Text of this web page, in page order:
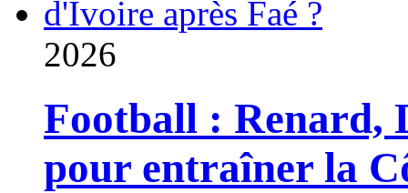
2026
Football : Renard,
pour entraîner la